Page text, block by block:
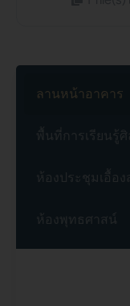
ลานหน้าอาคาร
พื้นที่การเรียนรู้
ห้องประชุมเอื้อ
ห้องพุทธศาสน์